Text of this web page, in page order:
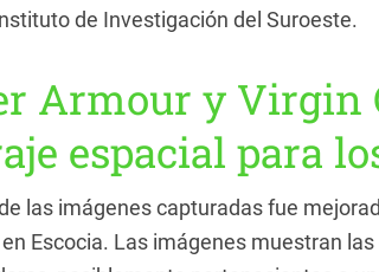
de Investigación del Suroeste.
Armour y Virgin
espacial para
las imágenes capturadas fue
Escocia. Las imágenes muestran